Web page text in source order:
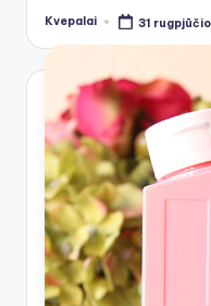
Posted
Kvepalai 31